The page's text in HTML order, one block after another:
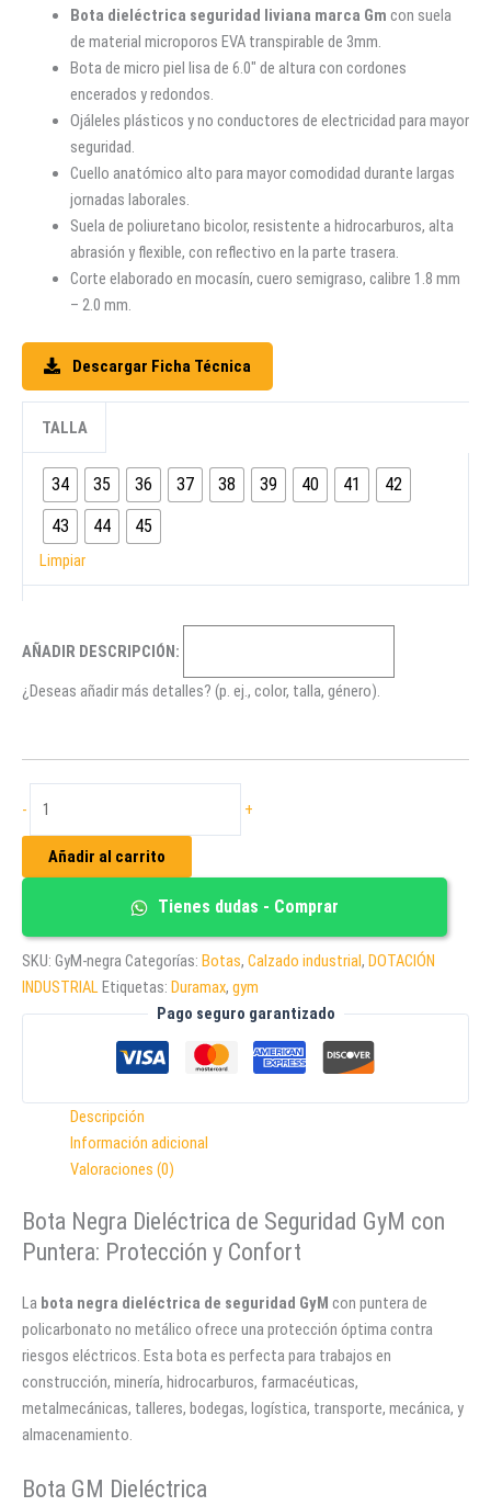
Bota dieléctrica seguridad liviana marca Gm con suela
de material microporos EVA transpirable de 3mm.
Bota de micro piel lisa de 6.0″ de altura con cordones
encerados y redondos.
Ojáleles plásticos y no conductores de electricidad para mayor
seguridad.
Cuello anatómico alto para mayor comodidad durante largas
jornadas laborales.
Suela de poliuretano bicolor, resistente a hidrocarburos, alta
abrasión y flexible, con reflectivo en la parte trasera.
Corte elaborado en mocasín, cuero semigraso, calibre 1.8 mm
– 2.0 mm.
Descargar Ficha Técnica
TALLA
34 35 36 37 38 39 40 41
42
43
44 45
Limpiar
AÑADIR DESCRIPCIÓN:
¿Deseas añadir más detalles? (p. ej., color, talla, género).
-
DIELÉCTRICA
DE
CON
PUNTERA
+
Añadir al carrito
Tienes dudas - Comprar
SKU: GyM-negra Categorías: Botas, Calzado industrial, DOTACIÓN
INDUSTRIAL Etiquetas: Duramax, gym
Pago seguro garantizado
Descripción
Información adicional
Valoraciones (0)
Bota Negra Dieléctrica de Seguridad GyM con
Puntera: Protección y Confort
La bota negra dieléctrica de seguridad GyM con puntera de
policarbonato no metálico ofrece una protección óptima contra
riesgos eléctricos. Esta bota es perfecta para trabajos en
construcción, minería, hidrocarburos, farmacéuticas,
metalmecánicas, talleres, bodegas, logística, transporte, mecánica, y
almacenamiento.
Bota GM Dieléctrica